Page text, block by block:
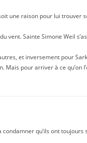
une raison pour lui trouver
vent. Sainte Simone Weil
et inversement pour
pour arriver à ce qu’on
qu’ils ont toujours